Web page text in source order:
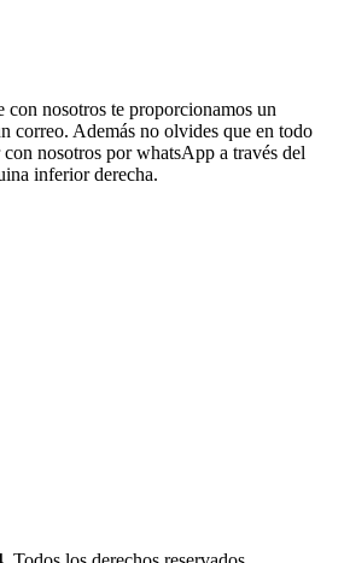
con nosotros te proporcionamos un
correo. Además no olvides que en todo
nosotros por whatsApp a través del
inferior derecha.